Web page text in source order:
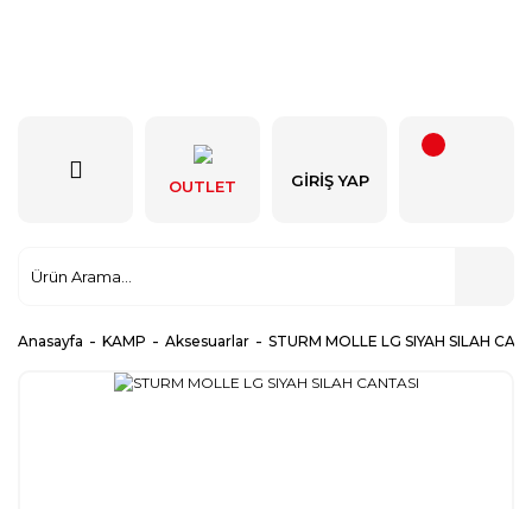
OUTLET GIRIŞ YAP
Anasayfa KAMP Aksesuarlar STURM MOLLE LG SIYAH SILAH